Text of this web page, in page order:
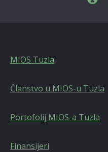
MIOS Tuzla
Članstvo u MIOS-u Tuzla
Portofolij MIOS-a Tuzla
Finansijeri